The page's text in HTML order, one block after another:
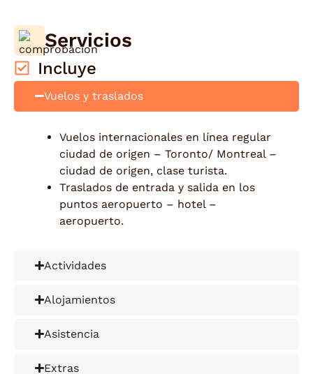
Servicios
Incluye
Vuelos y traslados
Vuelos internacionales en línea regular
ciudad de origen – Toronto/ Montreal –
ciudad de origen, clase turista.
Traslados de entrada y salida en los
puntos aeropuerto – hotel –
aeropuerto.
Actividades
Alojamientos
Asistencia
Extras